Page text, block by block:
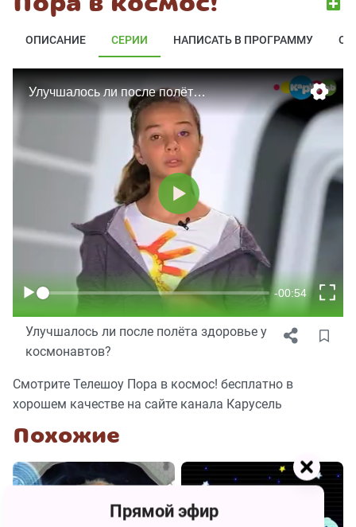
ОПИСАНИЕ СЕРИИ НАПИСАТЬ В ПРОГРАММУ
Улучшалось ли после полёта здоровье у
космонавтов?
Смотрите Телешоу Пора в космос! бесплатно в
хорошем качестве на сайте канала Карусель
Похожие
Прямой эфир